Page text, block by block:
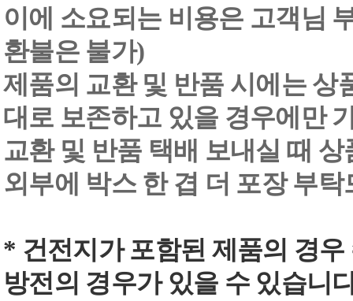
이에 소요되는 비용은 고객님
환불은 불가)
제품의 교환 및 반품 시에는 상
대로 보존하고 있을 경우에만
교환 및 반품 택배 보내실 때
외부에 박스 한 겹 더 포장 부탁
* 건전지가 포함된 제품의 경
방전의 경우가 있을 수 있습니